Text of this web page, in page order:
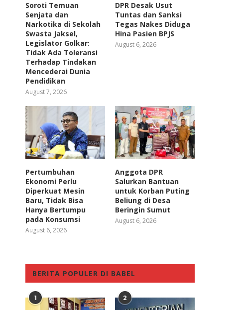
Soroti Temuan
Senjata dan
Narkotika di Sekolah
Swasta Jaksel,
Legislator Golkar:
Tidak Ada Toleransi
Terhadap Tindakan
Mencederai Dunia
Pendidikan
August 7, 2026
DPR Desak Usut
Tuntas dan Sanksi
Tegas Nakes Diduga
Hina Pasien BPJS
August 6, 2026
Pertumbuhan
Ekonomi Perlu
Diperkuat Mesin
Baru, Tidak Bisa
Hanya Bertumpu
pada Konsumsi
August 6, 2026
Anggota DPR
Salurkan Bantuan
untuk Korban Puting
Beliung di Desa
Beringin Sumut
August 6, 2026
BERITA POPULER DI BABEL
1 2